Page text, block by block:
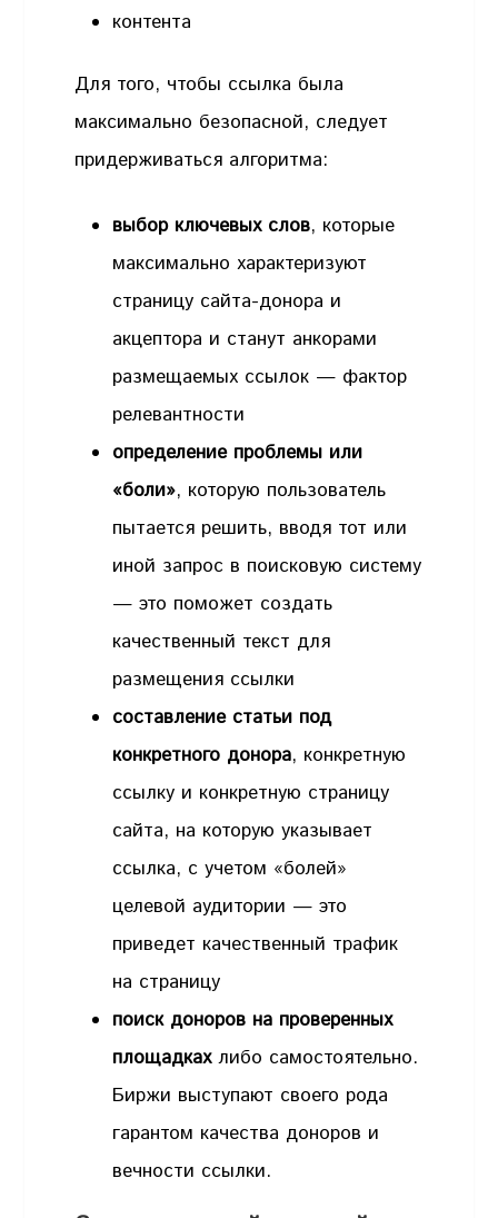
контента
Для того, чтобы ссылка была
максимально безопасной, следует
придерживаться алгоритма:
выбор ключевых слов, которые
максимально характеризуют
страницу сайта-донора и
акцептора и станут анкорами
размещаемых ссылок — фактор
релевантности
определение проблемы или
«боли», которую пользователь
пытается решить, вводя тот или
иной запрос в поисковую систему
— это поможет создать
качественный текст для
размещения ссылки
составление статьи под
конкретного донора, конкретную
ссылку и конкретную страницу
сайта, на которую указывает
ссылка, с учетом «болей»
целевой аудитории — это
приведет качественный трафик
на страницу
поиск доноров на проверенных
площадкахлибо самостоятельно.
Биржи выступают своего рода
гарантом качества доноров и
вечности ссылки.